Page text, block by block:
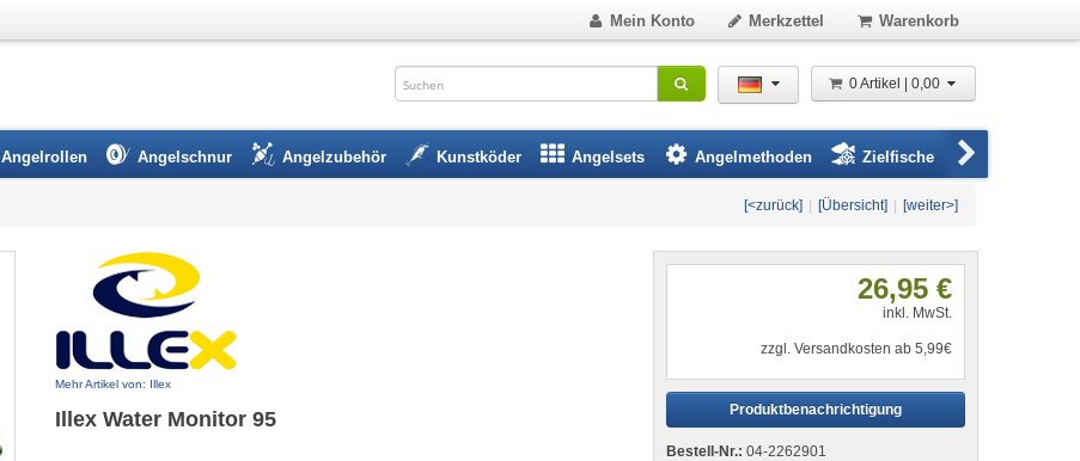
Mein Konto Merkzettel Warenkorb
0 Artikel | 0,00
Angelrollen Angelschnur Angelzubehör Kunstköder Angelsets Angelmethoden Zielfische
[<zurück] [Übersicht] [weiter>]
Mehr Artikel von: Illex
Illex Water Monitor 95
26,95 €
inkl. MwSt.
zzgl. Versandkosten ab 5,99€
Produktbenachrichtigung
Bestell-Nr.: 04-2262901